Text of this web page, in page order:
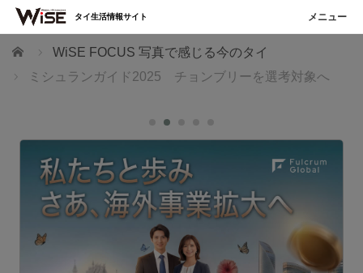
ホーム
WiSE FOCUS 写真で感じる今のタイ
ミシュランガイド2025 チョンブリーを選考対象へ
タイ生活情報サイト